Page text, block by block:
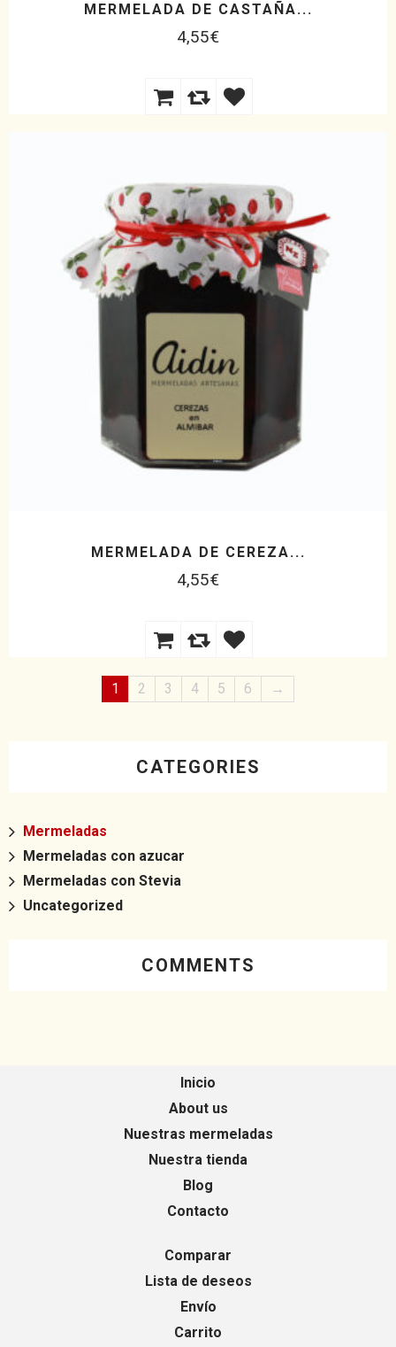
MERMELADA DE CASTAÑA...
4,55€
MERMELADA DE CEREZA...
4,55€
1 2 3 4 5 6 →
CATEGORIES
Mermeladas
Mermeladas con azucar
Mermeladas con Stevia
Uncategorized
COMMENTS
Inicio
About us
Nuestras mermeladas
Nuestra tienda
Blog
Contacto
Comparar
Lista de deseos
Envío
Carrito